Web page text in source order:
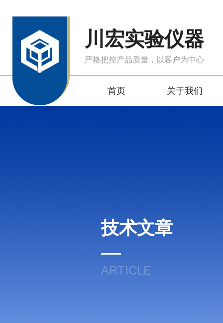
川宏实验仪器
严格把控产品质量，以客户为中心
首页 关于我们
技术文章
ARTICLE